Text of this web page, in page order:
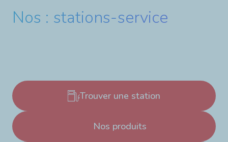
Nos : stations-service
Trouver une station
Nos produits